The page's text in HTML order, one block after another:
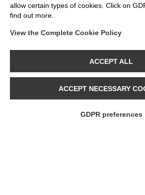
können, und zusätzlich zu den
220-240V betriebenen
5V Technologie
EFFIZIENT, AUCH
VERPACKUNG
Bei allen Bebulbs Glühbirnen
LED Lampen; verglichen mit
allow certain types of cookies. Click on
find out more.
View the Complete Cookie Policy
ACCEPT ALL
ACCEPT NECESSARY
GDPR preferences